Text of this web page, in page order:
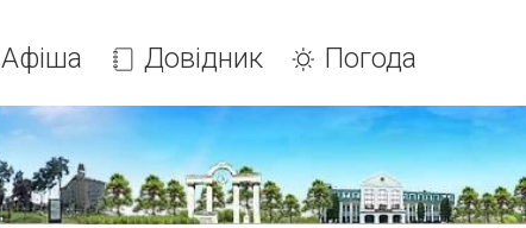
Афіша Довідник Погода